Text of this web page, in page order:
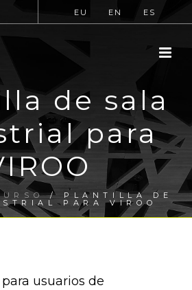
EU EN ES
de sala
para
/ PLANTILLA DE
PARA VIROO
para usuarios de